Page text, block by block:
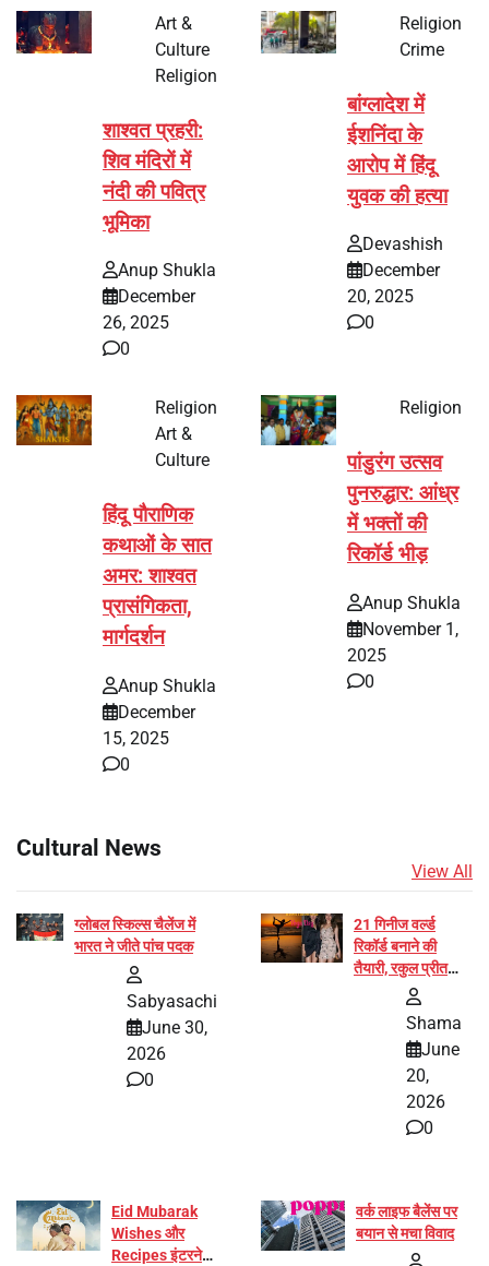
Art &
Culture
Religion
शाश्वत प्रहरी:
शिव मंदिरों में
नंदी की पवित्र
भूमिका
Anup Shukla
December
26, 2025
0
Religion
Crime
बांग्लादेश में
ईशनिंदा के
आरोप में हिंदू
युवक की हत्या
Devashish
December
20, 2025
0
Religion
Art &
Culture
हिंदू पौराणिक
कथाओं के सात
अमर: शाश्वत
प्रासंगिकता,
मार्गदर्शन
Anup Shukla
December
15, 2025
0
Religion
पांडुरंग उत्सव
पुनरुद्धार: आंध्र
में भक्तों की
रिकॉर्ड भीड़
Anup Shukla
November 1,
2025
0
Cultural News
View All
ग्लोबल स्किल्स चैलेंज में
भारत ने जीते पांच पदक
Sabyasachi
June 30,
2026
0
21 गिनीज वर्ल्ड
रिकॉर्ड बनाने की
तैयारी, रकुल प्रीत
और प्रज्ञा जायसवाल
Shama
June
20,
2026
0
Eid Mubarak
Wishes और
Recipes इंटरनेट
वर्क लाइफ बैलेंस पर
बयान से मचा विवाद